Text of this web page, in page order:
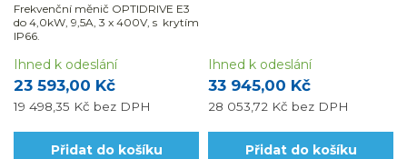
Frekvenční měnič OPTIDRIVE E3
do 4,0kW, 9,5A, 3 x 400V, s krytím
IP66.
23 593,00 Kč
19 498,35 Kč bez DPH
Ihned k odeslání
Přidat do košíku
33 945,00 Kč
28 053,72 Kč bez DPH
Ihned k odeslání
Přidat do košíku